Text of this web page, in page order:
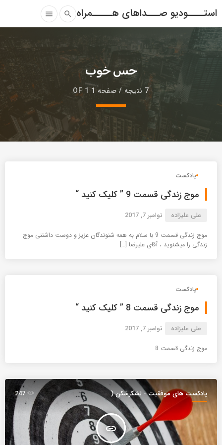
استــــودیو صـــداهای هـــــمراه search
menu
حس خوب
7 نتیجه / صفحه 1 OF 1
پادکست
موج زندگی قسمت 9 ” کلیک کنید “
علی علیزاده نوامبر 7, 2017
موج زندگی قسمت 9 با سلام به همه شنوندگان عزیز و دوست داشتنی موج
زندگی را میشنوید ، آقای علیرضا […]
پادکست
موج زندگی قسمت 8 ” کلیک کنید “
علی علیزاده نوامبر 7, 2017
موج زندگی قسمت 8
پادکست های موفقیت - لشکرشکن (
موج )
insert_link
247